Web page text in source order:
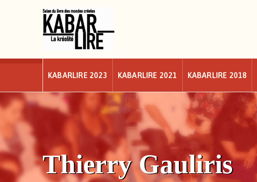
KABARLIRE 2023 KABARLIRE 2021 KABARLIRE 2018
Thierry Gauliris